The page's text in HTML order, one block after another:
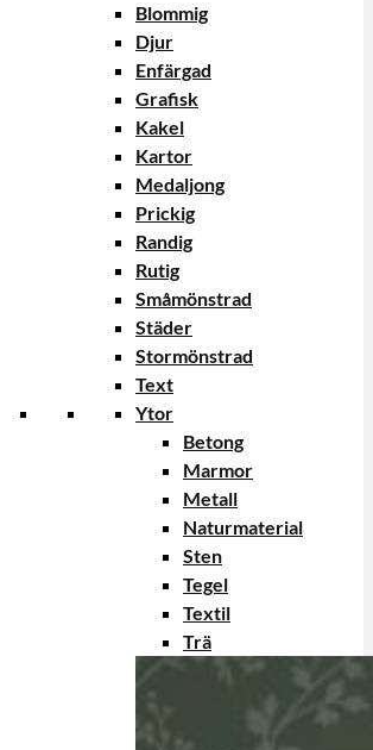
Blommig
Djur
Enfärgad
Grafisk
Kakel
Kartor
Medaljong
Prickig
Randig
Rutig
Småmönstrad
Städer
Stormönstrad
Text
Ytor
Betong
Marmor
Metall
Naturmaterial
Sten
Tegel
Textil
Trä